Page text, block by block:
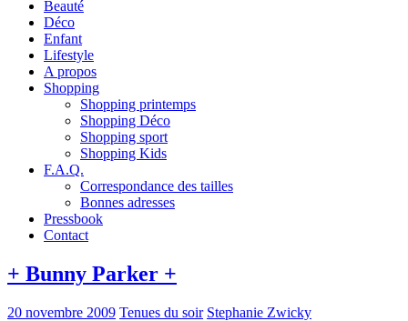
Beauté
Déco
Enfant
Lifestyle
A propos
Shopping
Shopping printemps
Shopping Déco
Shopping sport
Shopping Kids
F.A.Q.
Correspondance des tailles
Bonnes adresses
Pressbook
Contact
+ Bunny Parker +
20 novembre 2009 Tenues du soir Stephanie Zwicky